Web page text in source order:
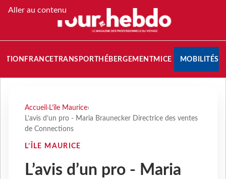
Aller au contenu
FRANCETRANSPORT HÉBERGEMENTMICE MOBILITÉS
Accueil › L’île Maurice›
L’avis d’un pro - Maria Braunecker Directrice des ventes
de Connections
L’ÎLE MAURICE
L’avis d’un pro - Maria